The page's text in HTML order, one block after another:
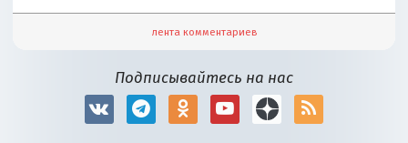
лента комментариев
Подписывайтесь на нас